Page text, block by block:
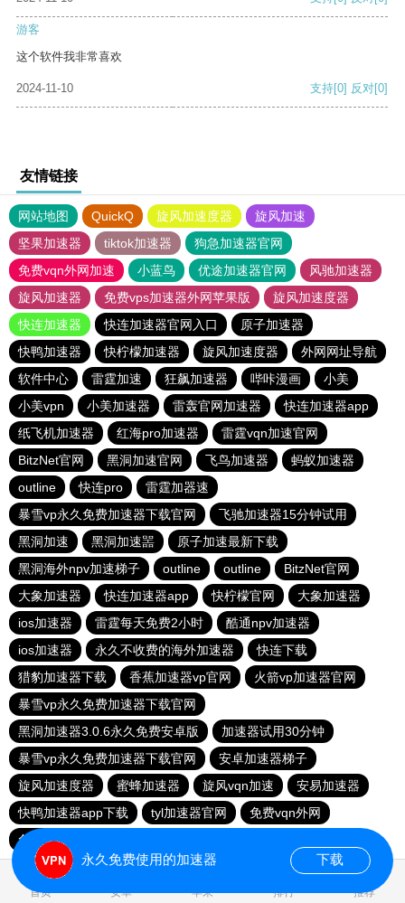
游客
这个软件我非常喜欢
2024-11-10 支持[0] 反对[0]
友情链接
网站地图 QuickQ 旋风加速度器
旋风加速
坚果加速器
tiktok加速器
狗急加速器官网
免费vqn外网加速
小蓝鸟 优途加速器官网
风驰加速器
旋风加速器
免费vps加速器外网苹果版
旋风加速度器
快连加速器
快连加速器官网入口
原子加速器
快鸭加速器
快柠檬加速器 旋风加速度器
外网网址导航
软件中心
雷霆加速 狂飙加速器 哔咔漫画
小美
小美vpn
小美加速器 雷轰官网加速器
快连加速器app
纸飞机加速器
红海pro加速器
雷霆vqn加速官网
BitzNet官网
黑洞加速官网 飞鸟加速器
蚂蚁加速器
outline
快连pro
雷霆加器速
暴雪vp永久免费加速器下载官网
飞驰加速器15分钟试用
黑洞加速
黑洞加速噐
原子加速最新下载
黑洞海外npv加速梯子
outline outline
BitzNet官网
大象加速器
快连加速器app 快柠檬官网
大象加速器
ios加速器
雷霆每天免费2小时
酷通npv加速器
ios加速器
永久不收费的海外加速器
快连下载
猎豹加速器下载
香蕉加速器vp官网
火箭vp加速器官网
暴雪vp永久免费加速器下载官网
黑洞加速器3.0.6永久免费安卓版
加速器试用30分钟
暴雪vp永久免费加速器下载官网
安卓加速器梯子
旋风加速度器
蜜蜂加速器 旋风vqn加速
安易加速器
快鸭加速器app下载
tyl加速器官网
免费vqn外网
免费VP加速器
首页 安卓 苹果 排行 推荐
永久免费使用的加速器 下载
0.023873s